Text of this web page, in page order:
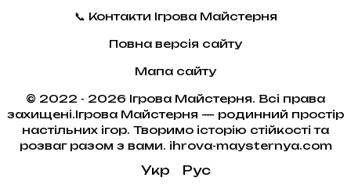
📞 Контакти Ігрова Майстерня
Повна версія сайту
Мапа сайту
© 2022 - 2026 Ігрова Майстерня. Всі права
захищені.Ігрова Майстерня — родинний простір
настільних ігор. Творимо історію стійкості та
розваг разом з вами. ihrova-maysternya.com
Укр Рус